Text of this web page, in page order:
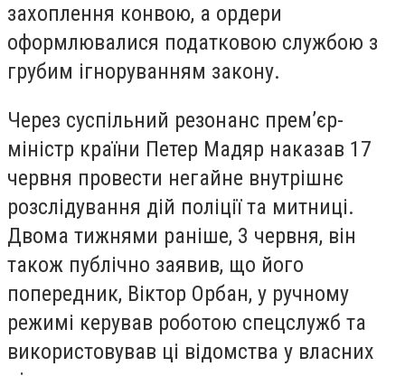
захоплення конвою, а ордери
оформлювалися податковою службою з
грубим ігноруванням закону.
Через суспільний резонанс прем’єр-
міністр країни Петер Мадяр наказав 17
червня провести негайне внутрішнє
розслідування дій поліції та митниці.
Двома тижнями раніше, 3 червня, він
також публічно заявив, що його
попередник, Віктор Орбан, у ручному
режимі керував роботою спецслужб та
використовував ці відомства у власних